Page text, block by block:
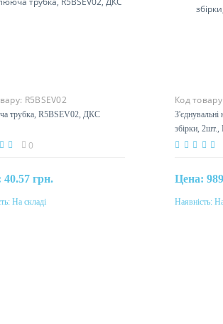
R5BSEV02
трубка, R5BSEV02, ДКС
0
40.57 грн.
На складі
Код товару:
збірки,
Цена:
Наявність: